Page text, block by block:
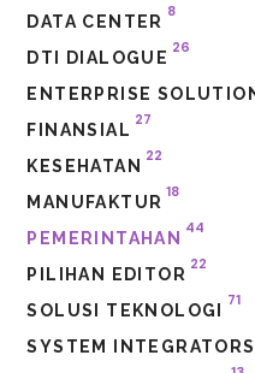
DATA CENTER
8
DTI DIALOGUE
26
ENTERPRISE
FINANSIAL
27
KESEHATAN
22
MANUFAKTUR
18
PEMERINTAHAN
44
PILIHAN EDITOR
22
SOLUSI TEKNOLOGI
71
SYSTEM INTEGRATORS